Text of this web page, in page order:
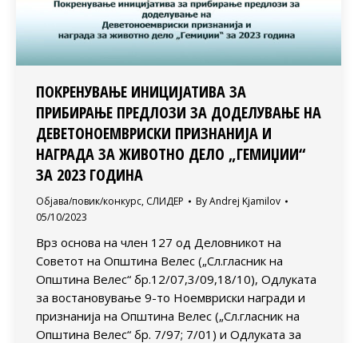
ПОКРЕНУВАЊЕ ИНИЦИЈАТИВА ЗА
ПРИБИРАЊЕ ПРЕДЛОЗИ ЗА ДОДЕЛУВАЊЕ НА
ДЕВЕТОНОЕМВРИСКИ ПРИЗНАНИЈА И
НАГРАДА ЗА ЖИВОТНО ДЕЛО „ГЕМИЏИИ“
ЗА 2023 ГОДИНА
Објава/повик/конкурс, СЛИДЕР ByAndrej Kjamilov
05/10/2023
Врз основа на член 127 од Деловникот на
Советот на Општина Велес („Сл.гласник на
Општина Велес“ бр.12/07,3/09,18/10), Одлуката
за востановување 9-то Ноемвриски награди и
признанија на Општина Велес („Сл.гласник на
Општина Велес“ бр. 7/97; 7/01) и Одлуката за